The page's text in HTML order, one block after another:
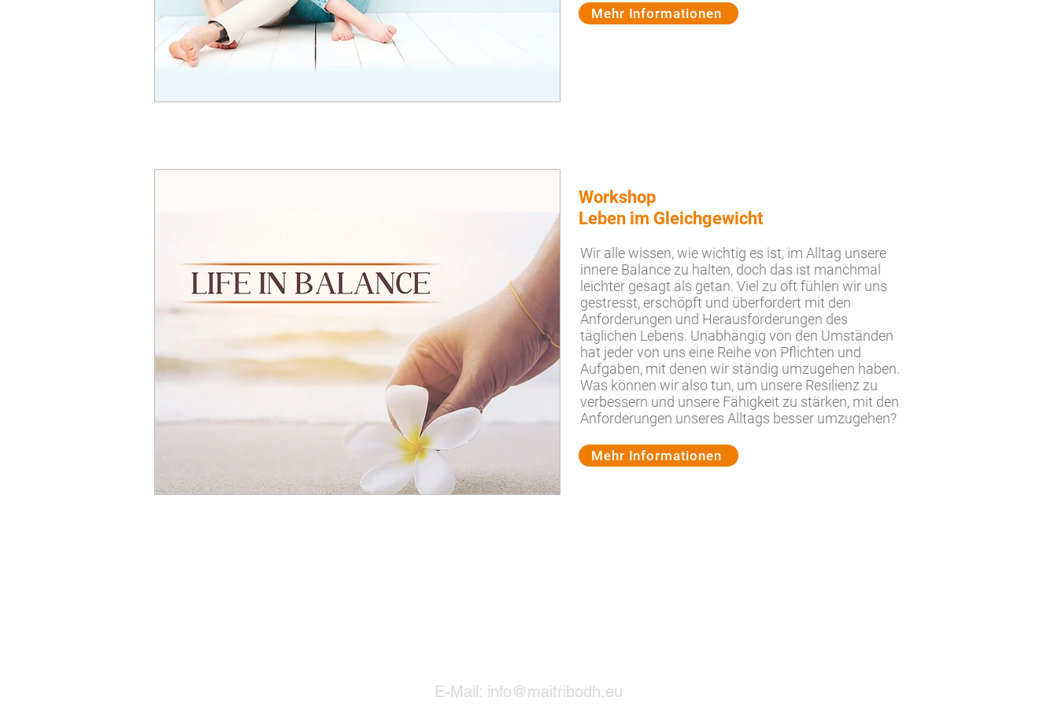
Mehr Informationen
Workshop
Leben im Gleichgewicht
Wir alle wissen, wie wichtig es ist, im Alltag unsere
innere Balance zu halten, doch das ist manchmal
leichter gesagt als getan. Viel zu oft fühlen wir uns
gestresst, erschöpft und überfordert mit den
Anforderungen und Herausforderungen des
täglichen Lebens. Unabhängig von den Umständen
hat jeder von uns eine Reihe von Pflichten und
Aufgaben, mit denen wir ständig umzugehen haben.
Was können wir also tun, um unsere Resilienz zu
verbessern und unsere Fähigkeit zu stärken, mit den
Anforderungen unseres Alltags besser umzugehen?
Mehr Informationen
E-Mail: info@maitribodh.eu